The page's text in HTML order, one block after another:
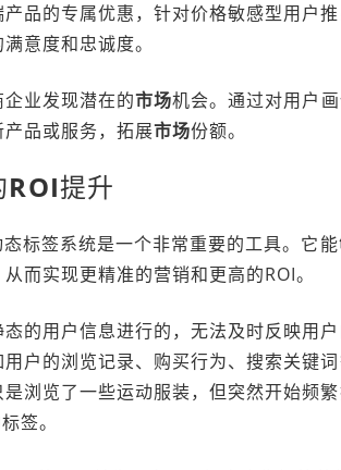
品的专属优惠，针对价格敏感型用户
意度和忠诚度。
业发现潜在的市场机会。通过对用户
品或服务，拓展市场份额。
ROI提升
标签系统是一个非常重要的工具。它
而实现更精准的营销和更高的ROI。
的用户信息进行的，无法及时反映用
户的浏览记录、购买行为、搜索关键
浏览了一些运动服装，但突然开始频
签。